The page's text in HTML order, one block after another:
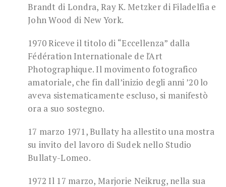
Brandt di Londra, Ray K. Metzker di Filadelfia e
John Wood di New York.
1970 Riceve il titolo di “Eccellenza” dalla
Fédération Internationale de ľArt
Photographique. Il movimento fotografico
amatoriale, che fin dall’inizio degli anni ’20 lo
aveva sistematicamente escluso, si manifestò
ora a suo sostegno.
17 marzo 1971, Bullaty ha allestito una mostra
su invito del lavoro di Sudek nello Studio
Bullaty-Lomeo.
1972 Il 17 marzo, Marjorie Neikrug, nella sua